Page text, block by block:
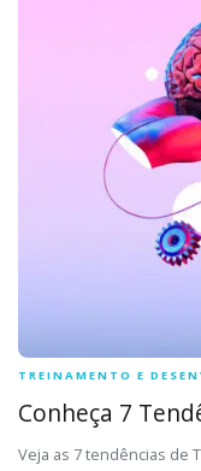
TREINAMENTO E
Conheça 7
Veja as 7 tendências de